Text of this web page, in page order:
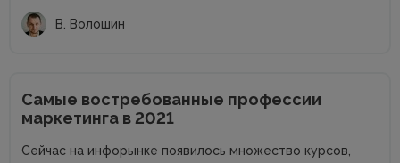
В. Волошин
Самые востребованные профессии
маркетинга в 2021
Сейчас на инфорынке появилось множество курсов,